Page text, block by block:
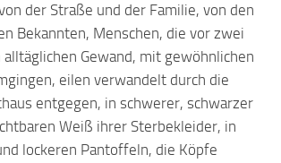
der Straße und der Familie, von den
Bekannten, Menschen, die vor zwei
alltäglichen Gewand, mit gewöhnlichen
eilen verwandelt durch die
entgegen, in schwerer, schwarzer
Weiß ihrer Sterbekleider, in
lockeren Pantoffeln, die Köpfe